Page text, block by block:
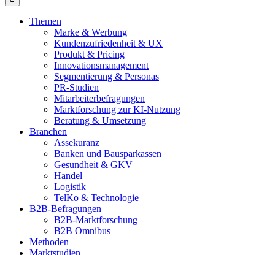
Themen
Marke & Werbung
Kundenzufriedenheit & UX
Produkt & Pricing
Innovationsmanagement
Segmentierung & Personas
PR-Studien
Mitarbeiterbefragungen
Marktforschung zur KI-Nutzung
Beratung & Umsetzung
Branchen
Assekuranz
Banken und Bausparkassen
Gesundheit & GKV
Handel
Logistik
TelKo & Technologie
B2B-Befragungen
B2B-Marktforschung
B2B Omnibus
Methoden
Marktstudien